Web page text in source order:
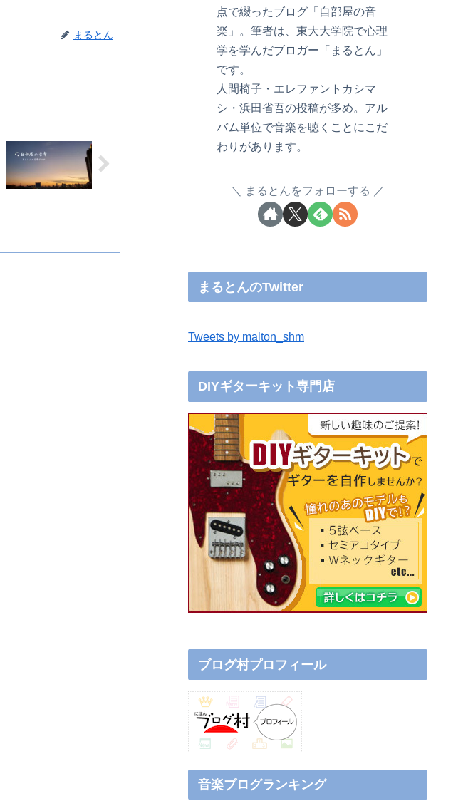
まるとん
点で綴ったブログ「自部屋の音
楽」。筆者は、東大大学院で心理
学を学んだブロガー「まるとん」
です。
人間椅子・エレファントカシマ
シ・浜田省吾の投稿が多め。アル
バム単位で音楽を聴くことにこだ
わりがあります。
まるとんをフォローする
まるとんのTwitter
Tweets by malton_shm
DIYギターキット専門店
ブログ村プロフィール
音楽ブログランキング